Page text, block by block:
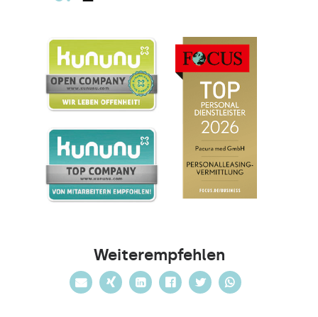
Weiterempfehlen